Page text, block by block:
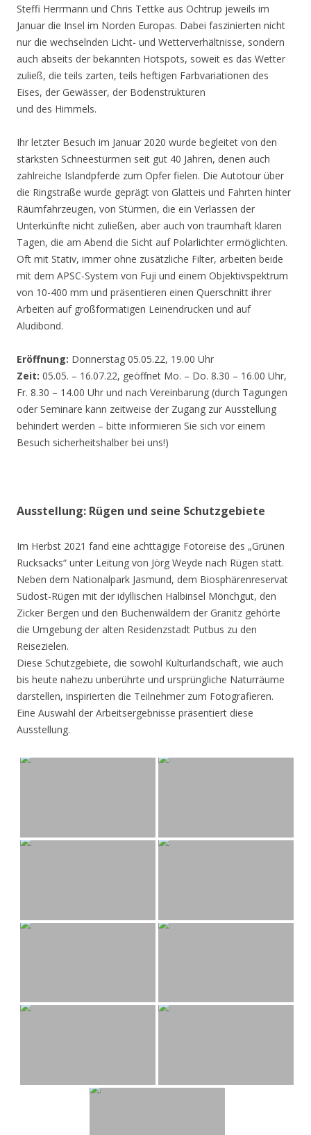
Steffi Herrmann und Chris Tettke aus Ochtrup jeweils im
Januar die Insel im Norden Europas. Dabei faszinierten nicht
nur die wechselnden Licht- und Wetterverhältnisse, sondern
auch abseits der bekannten Hotspots, soweit es das Wetter
zuließ, die teils zarten, teils heftigen Farbvariationen des
Eises, der Gewässer, der Bodenstrukturen
und des Himmels.
Ihr letzter Besuch im Januar 2020 wurde begleitet von den
stärksten Schneestürmen seit gut 40 Jahren, denen auch
zahlreiche Islandpferde zum Opfer fielen. Die Autotour über
die Ringstraße wurde geprägt von Glatteis und Fahrten hinter
Räumfahrzeugen, von Stürmen, die ein Verlassen der
Unterkünfte nicht zuließen, aber auch von traumhaft klaren
Tagen, die am Abend die Sicht auf Polarlichter ermöglichten.
Oft mit Stativ, immer ohne zusätzliche Filter, arbeiten beide
mit dem APSC-System von Fuji und einem Objektivspektrum
von 10-400 mm und präsentieren einen Querschnitt ihrer
Arbeiten auf großformatigen Leinendrucken und auf
Aludibond.
Eröffnung: Donnerstag 05.05.22, 19.00 Uhr
Zeit: 05.05. – 16.07.22, geöffnet Mo. – Do. 8.30 – 16.00 Uhr,
Fr. 8.30 – 14.00 Uhr und nach Vereinbarung (durch Tagungen
oder Seminare kann zeitweise der Zugang zur Ausstellung
behindert werden – bitte informieren Sie sich vor einem
Besuch sicherheitshalber bei uns!)
Ausstellung: Rügen und seine Schutzgebiete
Im Herbst 2021 fand eine achttägige Fotoreise des „Grünen
Rucksacks“ unter Leitung von Jörg Weyde nach Rügen statt.
Neben dem Nationalpark Jasmund, dem Biosphärenreservat
Südost-Rügen mit der idyllischen Halbinsel Mönchgut, den
Zicker Bergen und den Buchenwäldern der Granitz gehörte
die Umgebung der alten Residenzstadt Putbus zu den
Reisezielen.
Diese Schutzgebiete, die sowohl Kulturlandschaft, wie auch
bis heute nahezu unberührte und ursprüngliche Naturräume
darstellen, inspirierten die Teilnehmer zum Fotografieren.
Eine Auswahl der Arbeitsergebnisse präsentiert diese
Ausstellung.